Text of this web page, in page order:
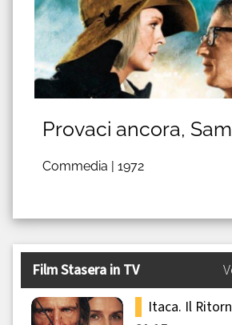
Provaci ancora, Sam
Commedia | 1972